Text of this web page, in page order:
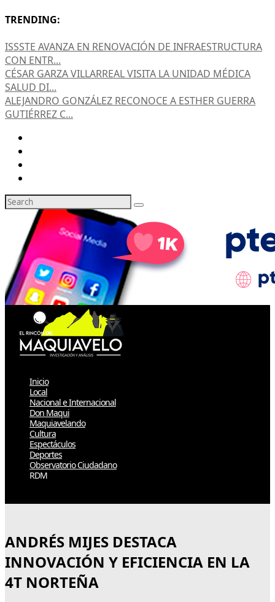
TRENDING:
ISSSTE AVANZA EN RENOVACIÓN DE INFRAESTRUCTURA
CON ENTR...
CÉSAR GARZA VILLARREAL VISITA LA UNIDAD MÉDICA
SALUD DI...
ALEJANDRO GONZÁLEZ RECONOCE A ESTHER GUERRA
GUTIÉRREZ C...
Inicio
Local
Nacional e Internacional
Don Maqui
Maquiavelando
Cultura
Espectáculos
Deportes
Observatorio Ciudadano
RDM
ANDRÉS MIJES DESTACA
INNOVACIÓN Y EFICIENCIA EN LA
4T NORTEÑA